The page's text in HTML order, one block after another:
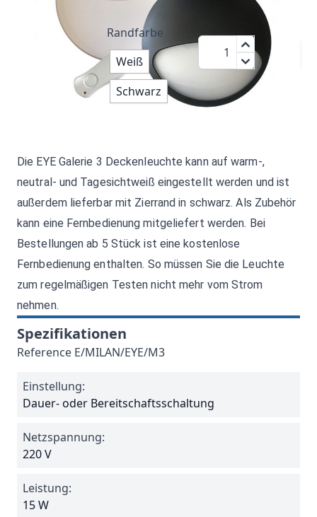
99,95 €
Randfarbe
Weiß
Schwarz
Menge
Die EYE Galerie 3 Deckenleuchte kann auf warm-,
neutral- und Tagesichtweiß eingestellt werden und ist
außerdem lieferbar mit Zierrand in schwarz. Als Zubehör
kann eine Fernbedienung mitgeliefert werden. Bei
Bestellungen ab 5 Stück ist eine kostenlose
Fernbedienung enthalten. So müssen Sie die Leuchte
zum regelmäßigen Testen nicht mehr vom Strom
nehmen.
Spezifikationen
Reference E/MILAN/EYE/M3
Einstellung:
Dauer- oder Bereitschaftsschaltung
Netzspannung:
220 V
Leistung:
15 W